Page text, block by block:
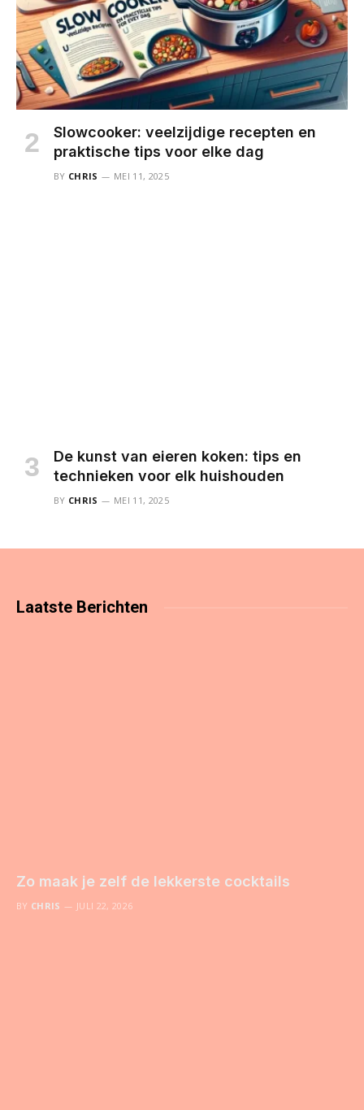
Slowcooker: veelzijdige recepten en
praktische tips voor elke dag
BY CHRIS MEI 11, 2025
De kunst van eieren koken: tips en
technieken voor elk huishouden
BY CHRIS MEI 11, 2025
Laatste Berichten
Zo maak je zelf de lekkerste cocktails
BY CHRIS JULI 22, 2026